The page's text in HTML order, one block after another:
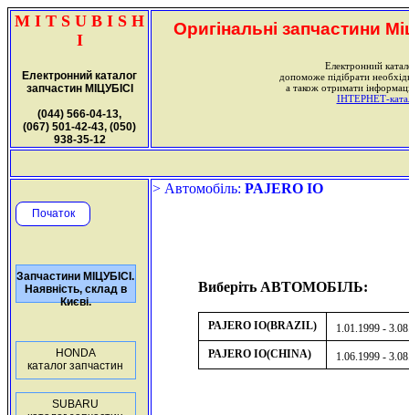
M I T S U B I S H
I
Електронний каталог
запчастин МІЦУБІСІ
(044) 566-04-13,
(067) 501-42-43, (050)
938-35-12
Оригінальні запчастини
Електронний
допоможе підібрати
а також отримати
ІНТЕРНЕТ-
Початок
Запчастини МІЦУБІСІ.
Наявність, склад в
Києві.
HONDA
каталог запчастин
SUBARU
> Автомобіль: PAJERO IO
Виберіть АВТОМОБІЛЬ:
PAJERO IO(BRAZIL)
1.01.1999 -
PAJERO IO(CHINA)
1.06.1999 -